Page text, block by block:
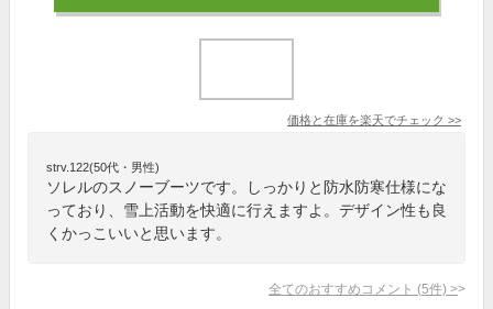
価格と在庫を楽天でチェック >>
strv.122(50代・男性)
ソレルのスノーブーツです。しっかりと防水防寒仕様にな
っており、雪上活動を快適に行えますよ。デザイン性も良
くかっこいいと思います。
全てのおすすめコメント (5件) >